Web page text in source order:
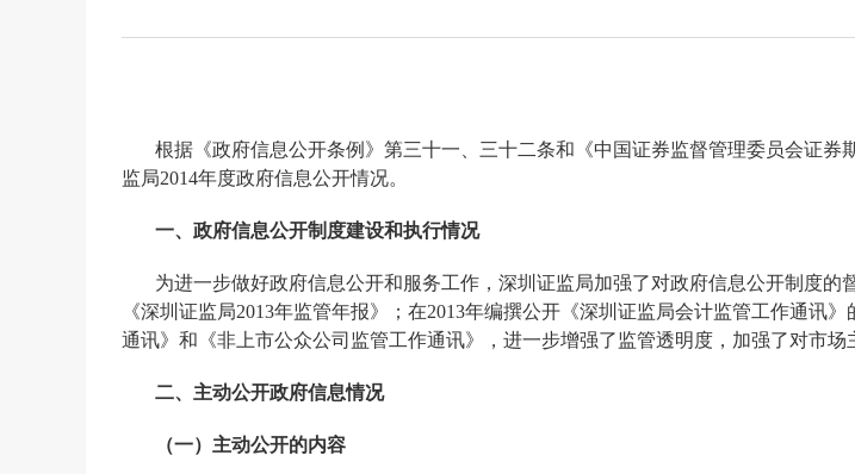
根据《政府信息公开条例》第三十一、三十二条和《中国证券监督管理委员会证
监局2014年度政府信息公开情况。
一、政府信息公开制度建设和执行情况
为进一步做好政府信息公开和服务工作，深圳证监局加强了对政府信息公开制度的
《深圳证监局2013年监管年报》；在2013年编撰公开《深圳证监局会计监管工作通讯》
通讯》和《非上市公众公司监管工作通讯》，进一步增强了监管透明度，加强了对市场
二、主动公开政府信息情况
（一）主动公开的内容